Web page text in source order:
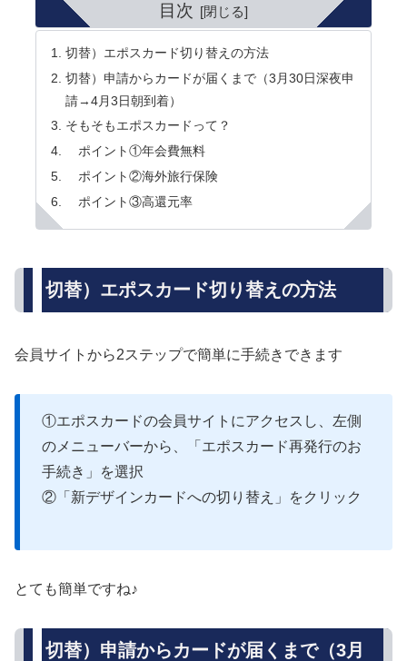
目次
切替）エポスカード切り替えの方法
切替）申請からカードが届くまで（3月30日深夜申
請→4月3日朝到着）
そもそもエポスカードって？
ポイント①年会費無料
ポイント②海外旅行保険
ポイント③高還元率
切替）エポスカード切り替えの方法
会員サイトから2ステップで簡単に手続きできます
①エポスカードの会員サイトにアクセスし、左側
のメニューバーから、「エポスカード再発行のお
手続き」を選択
②「新デザインカードへの切り替え」をクリック
とても簡単ですね♪
切替）申請からカードが届くまで（3月